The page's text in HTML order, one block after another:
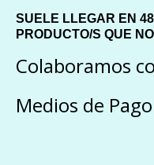
SUELE LLEGAR EN
PRODUCTO/S QUE
Colaboramos
Medios de Pago